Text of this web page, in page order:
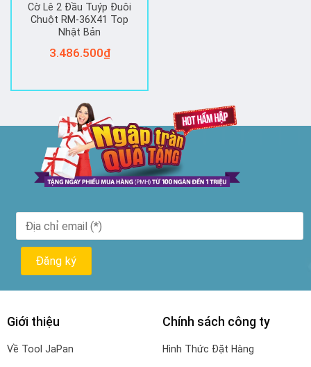
Cờ Lê 2 Đầu Tuýp Đuôi
Chuột RM-36X41 Top
Nhật Bản
3.486.500₫
Giới thiệu
Về Tool JaPan
Chính sách công ty
Hình Thức Đặt Hàng